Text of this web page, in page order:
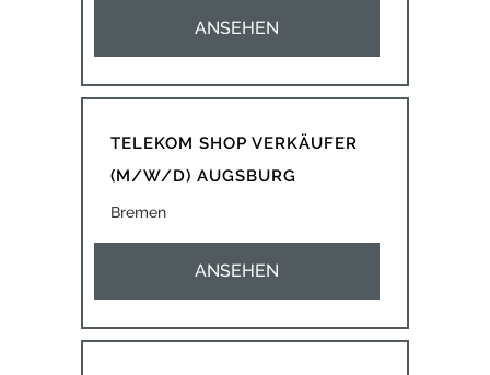
ANSEHEN
TELEKOM SHOP VERKÄUFER
(M/W/D) AUGSBURG
Bremen
ANSEHEN